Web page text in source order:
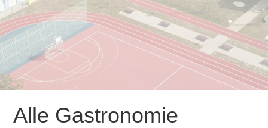
Alle Gastronomie